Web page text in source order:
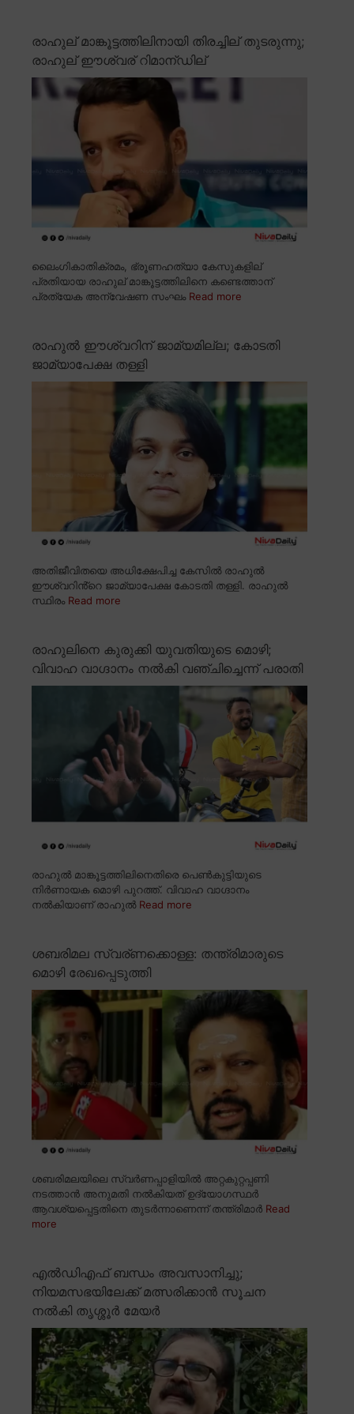
രാഹുല് മാങ്കൂട്ടത്തിലിനായി തിരച്ചില് തുടരുന്നു;
രാഹുല് ഈശ്വര് റിമാന്ഡില്
ലൈംഗികാതിക്രമം, ഭ്രൂണഹത്യാ കേസുകളില്
പ്രതിയായ രാഹുല് മാങ്കൂട്ടത്തിലിനെ കണ്ടെത്താന്
പ്രത്യേക അന്വേഷണ സംഘം Read more
രാഹുൽ ഈശ്വറിന് ജാമ്യമില്ല; കോടതി
ജാമ്യാപേക്ഷ തള്ളി
അതിജീവിതയെ അധിക്ഷേപിച്ച കേസിൽ രാഹുൽ
ഈശ്വറിൻ്റെ ജാമ്യാപേക്ഷ കോടതി തള്ളി. രാഹുൽ
സ്ഥിരം Read more
രാഹുലിനെ കുരുക്കി യുവതിയുടെ മൊഴി;
വിവാഹ വാഗ്ദാനം നൽകി വഞ്ചിച്ചെന്ന് പരാതി
രാഹുൽ മാങ്കൂട്ടത്തിലിനെതിരെ പെൺകുട്ടിയുടെ
നിർണായക മൊഴി പുറത്ത്. വിവാഹ വാഗ്ദാനം
നൽകിയാണ് രാഹുൽ Read more
ശബരിമല സ്വര്ണക്കൊള്ള: തന്ത്രിമാരുടെ
മൊഴി രേഖപ്പെടുത്തി
ശബരിമലയിലെ സ്വർണപ്പാളിയിൽ അറ്റകുറ്റപ്പണി
നടത്താൻ അനുമതി നൽകിയത് ഉദ്യോഗസ്ഥർ
ആവശ്യപ്പെട്ടതിനെ തുടർന്നാണെന്ന് തന്ത്രിമാർ Read
more
എൽഡിഎഫ് ബന്ധം അവസാനിച്ചു;
നിയമസഭയിലേക്ക് മത്സരിക്കാൻ സൂചന
നൽകി തൃശ്ശൂർ മേയർ